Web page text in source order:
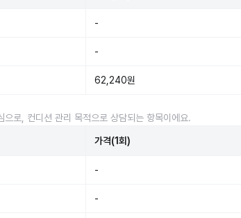
-
-
62,240원
으로, 컨디션 관리 목적으로 상담되는 항목이에요.
가격(1회)
-
-